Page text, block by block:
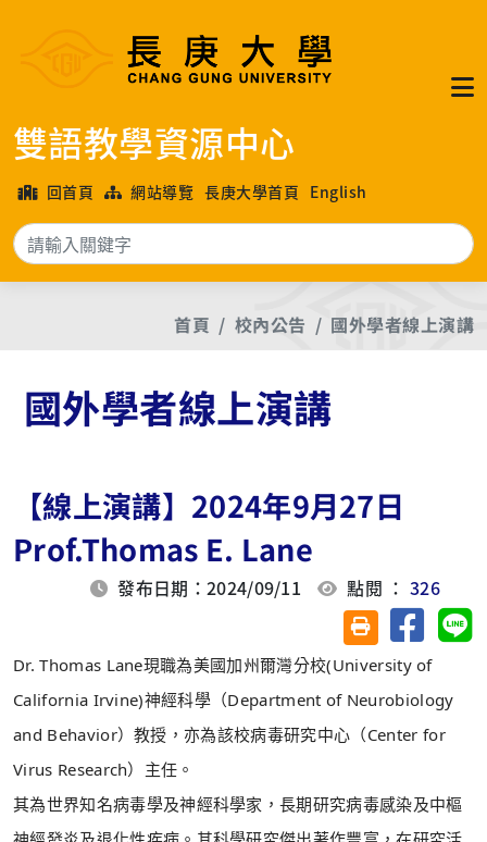
雙語教學資源中心
回首頁 網站導覽 長庚大學首頁 English
搜尋
首頁 校內公告 國外學者線上演講
國外學者線上演講
【線上演講】2024年9月27日
Prof.Thomas E. Lane
發布日期：2024/09/11 點閱 ：326
友善列印(另開視
分享至
Dr. Thomas Lane現職為美國加州爾灣分校(University of
California Irvine)神經科學（Department of Neurobiology
and Behavior）教授，亦為該校病毒研究中心（Center for
Virus Research）主任。
其為世界知名病毒學及神經科學家，長期研究病毒感染及中樞